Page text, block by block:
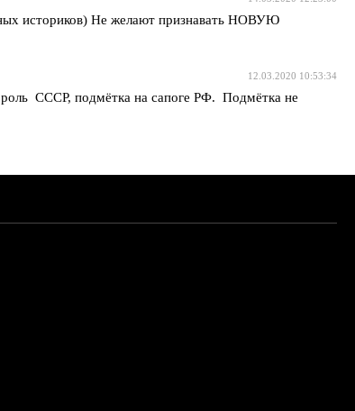
историков) Не желают признавать НОВУЮ
12.03.2020 10:53:34
роль СССР, подмётка на сапоге РФ. Подмётка не